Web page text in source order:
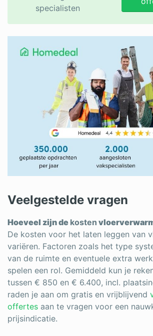
specialisten
Veelgestelde vragen
Hoeveel zijn de kosten
De kosten voor het laten leggen van
variëren. Factoren zoals het type
van de ruimte en eventuele extra
spelen een rol. Gemiddeld kun je
tussen € 850 en € 6.400, incl.
raden je aan om gratis en vrijblijvend
offertes aan te vragen voor een
prijsindicatie.